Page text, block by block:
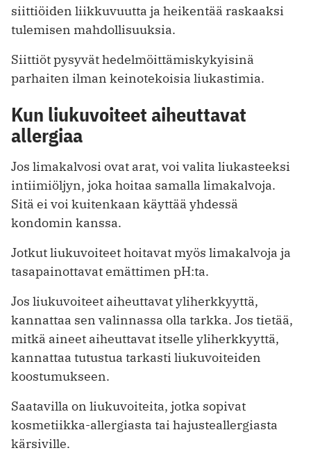
siittiöiden liikkuvuutta ja heikentää raskaaksi
tulemisen mahdollisuuksia.
Siittiöt pysyvät hedelmöittämiskykyisinä
parhaiten ilman keinotekoisia liukastimia.
Kun liukuvoiteet aiheuttavat
allergiaa
Jos limakalvosi ovat arat, voi valita liukasteeksi
intiimiöljyn, joka hoitaa samalla limakalvoja.
Sitä ei voi kuitenkaan käyttää yhdessä
kondomin kanssa.
Jotkut liukuvoiteet hoitavat myös limakalvoja ja
tasapainottavat emättimen pH:ta.
Jos liukuvoiteet aiheuttavat yliherkkyyttä,
kannattaa sen valinnassa olla tarkka. Jos tietää,
mitkä aineet aiheuttavat itselle yliherkkyyttä,
kannattaa tutustua tarkasti liukuvoiteiden
koostumukseen.
Saatavilla on liukuvoiteita, jotka sopivat
kosmetiikka-allergiasta tai hajusteallergiasta
kärsiville.